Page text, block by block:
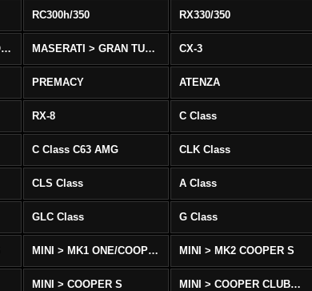
RC300h/350 RX330/350
MASERATI > QUATTROPORTE MASERATI > GRAN TURISMO CX-3
PREMACY ATENZA
RX-8 C Class
C Class C63 AMG CLK Class
CLS Class A Class
GLC Class G Class
MINI > MK1 ONE/COOPER MINI > MK2 COOPER S
MINI > COOPER S MINI > COOPER CLUBMAN